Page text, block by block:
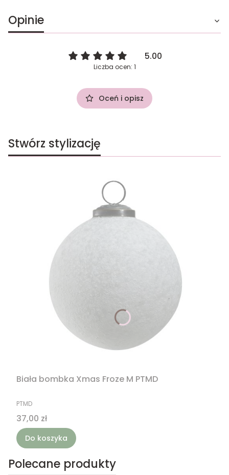
Opinie
5.00
Liczba ocen: 1
Oceń i opisz
Stwórz stylizację
Biała bombka Xmas Froze M PTMD
PRODUCENT
PTMD
Cena
37,00 zł
Do koszyka
Polecane produkty